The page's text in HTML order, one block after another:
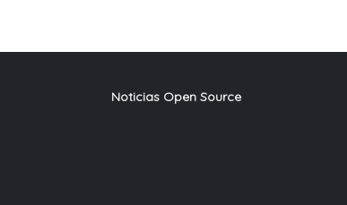
Noticias Open Source